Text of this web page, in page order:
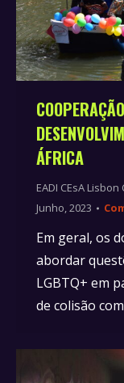
ÁFRICA
EADI CEsA
Junho, 2023
Em geral, os
abordar
LGBTQ+ em
de colisão